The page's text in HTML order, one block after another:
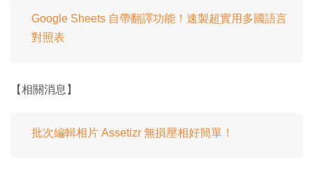
Google Sheets 自帶翻譯功能！速製超實用多國語言
對照表
【相關消息】
批次編輯相片 Assetizr 無損壓相好簡單！